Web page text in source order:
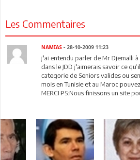
Les Commentaires
NAMIAS - 28-10-2009 11:23
j'ai entendu parler de Mr Djemalli
dans le JDD j'aimerais savoir ce
categorie de Seniors valides ou
mois en Tunisie et au Maroc
MERCI PS:Nous finissons un site